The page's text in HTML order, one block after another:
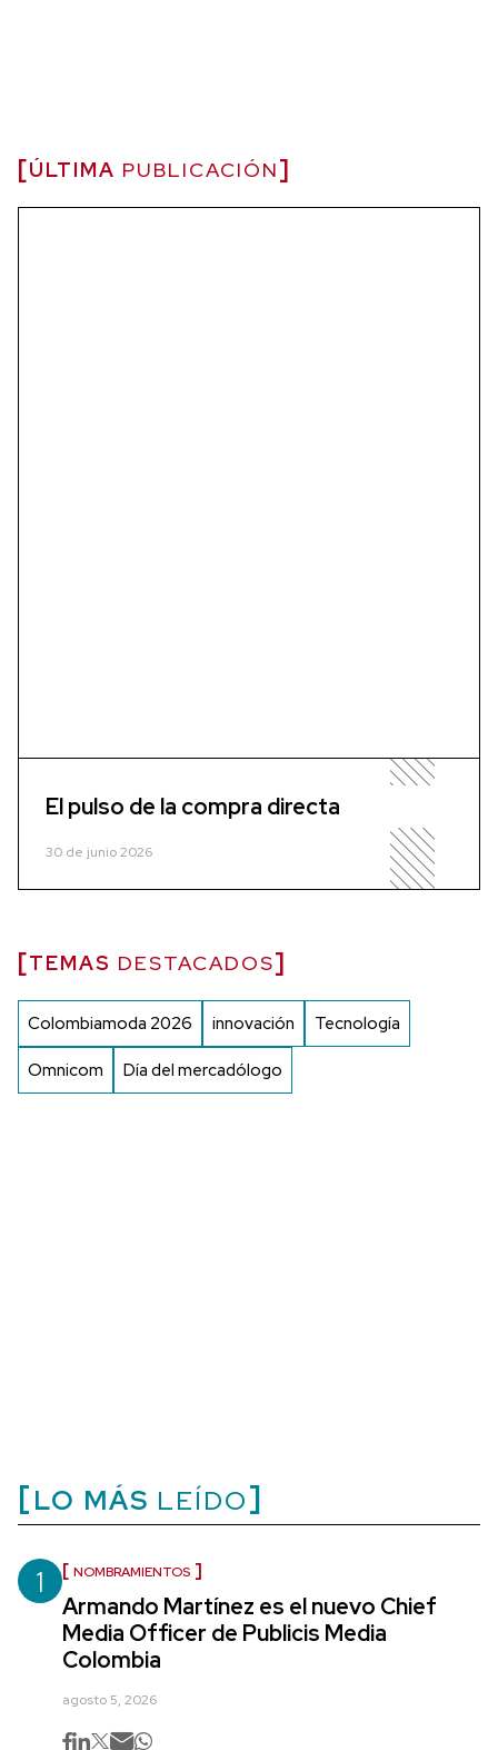
ÚLTIMA PUBLICACIÓN
El pulso de la compra directa
30 de junio 2026
TEMAS DESTACADOS
Colombiamoda 2026 innovación Tecnología
Omnicom Día del mercadólogo
LO MÁS LEÍDO
1 NOMBRAMIENTOS
Armando Martínez es el nuevo Chief
Media Officer de Publicis Media
Colombia
agosto 5, 2026